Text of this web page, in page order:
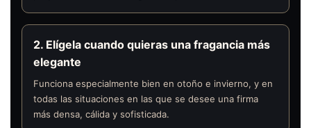
2. Elígela cuando quieras una fragancia más
elegante
Funciona especialmente bien en otoño e invierno, y en
todas las situaciones en las que se desee una firma
más densa, cálida y sofisticada.